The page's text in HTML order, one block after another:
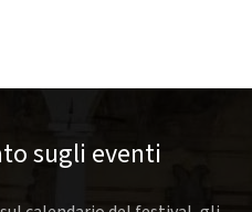
sugli eventi